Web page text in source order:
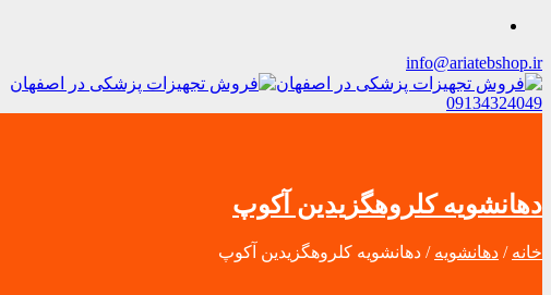
info@ariatebshop.ir
09134324049
دهانشویه کلروهگزیدین آکوپ
خانه / دهانشویه / دهانشویه کلروهگزیدین آکوپ